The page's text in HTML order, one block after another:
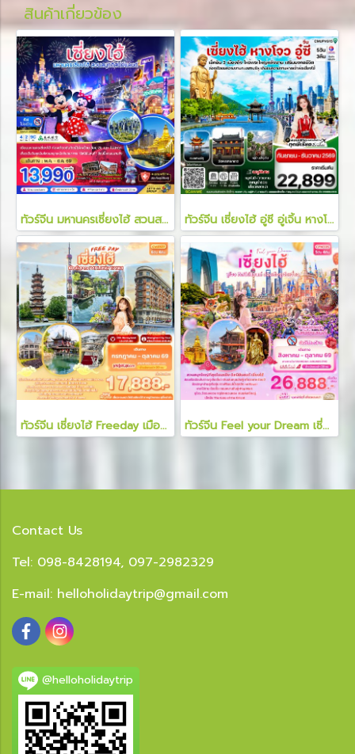
สินค้าเกี่ยวข้อง
ทัวร์จีน มหานครเซี่ยงไฮ้ สวนสนุกดิสนีย์แลนด์ 4 วัน 2 คืน ทัวร์จีน เซี่ยงไฮ้ อู่ซี อู่เจิ้น หางโจว 5 วัน 3 คืน
ทัวร์จีน เซี่ยงไฮ้ Freeday เมืองโบราณ Panlong Tiandi 6 วัน 4 คืน ทัวร์จีน Feel your Dream เซี่ยงไฮ้ 5 วัน 4 คืน
Contact Us
Tel: 098-8428194, 097-2982329
E-mail: helloholidaytrip@gmail.com
@helloholidaytrip